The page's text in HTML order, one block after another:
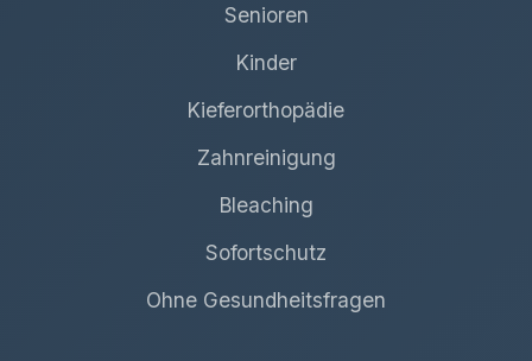
Senioren
Kinder
Kieferorthopädie
Zahnreinigung
Bleaching
Sofortschutz
Ohne Gesundheitsfragen